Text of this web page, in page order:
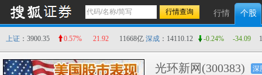
行情 个股
上证 ：3900.35 0.57% 21.92 11668亿 深成 ：14110.12 -0.24% -34.09
光环新网(300383) 深